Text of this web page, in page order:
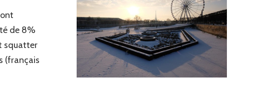
de 8%
squatter
(français